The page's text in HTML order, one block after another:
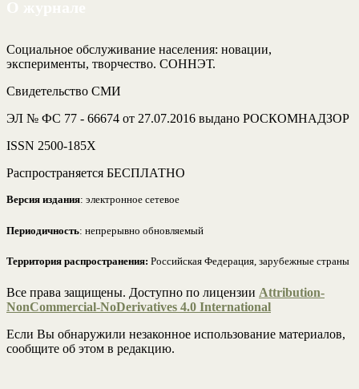
Социальное обслуживание населения: новации,
эксперименты, творчество. СОННЭТ.
Свидетельство СМИ
ЭЛ № ФС 77 - 66674 от 27.07.2016 выдано РОСКОМНАДЗОР
ISSN 2500-185Х
Распространяется БЕСПЛАТНО
Версия издания: электронное сетевое
Периодичность: непрерывно обновляемый
Территория распространения: Российская Федерация, зарубежные страны
Все права защищены. Доступно по лицензии Attribution-
NonCommercial-NoDerivatives 4.0 International
Если Вы обнаружили незаконное использование материалов,
сообщите об этом в редакцию.